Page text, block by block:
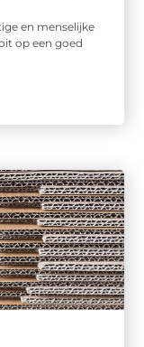
en menselijke
op een goed